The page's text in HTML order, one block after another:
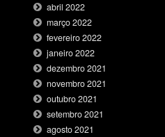
abril 2022
março 2022
fevereiro 2022
janeiro 2022
dezembro 2021
novembro 2021
outubro 2021
setembro 2021
agosto 2021